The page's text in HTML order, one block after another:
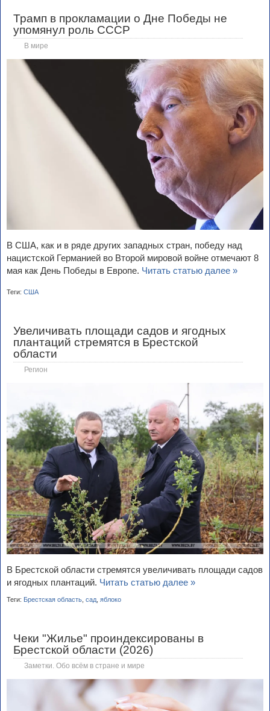
Трамп в прокламации о Дне Победы не
упомянул роль СССР
В мире
В США, как и в ряде других западных стран, победу над
нацистской Германией во Второй мировой войне отмечают 8
мая как День Победы в Европе. Читать статью далее »
Теги: США
Увеличивать площади садов и ягодных
плантаций стремятся в Брестской
области
Регион
В Брестской области стремятся увеличивать площади садов
и ягодных плантаций. Читать статью далее »
Теги: Брестская область сад яблоко
Чеки "Жилье" проиндексированы в
Брестской области (2026)
Заметки. Обо всём в стране и мире